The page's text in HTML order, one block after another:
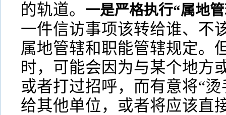
的轨道。 一是严格执行“属地
一件信访事项该转给谁、不
属地管辖和职能管辖规定。
时，可能会因为与某个地方
或者打过招呼，而有意将“
给其他单位，或者将应该直